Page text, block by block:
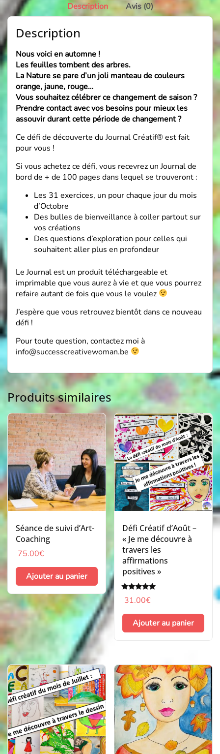
travers
les
outils
du
Journal
Créatif®"
Description Avis (0)
Description
Nous voici en automne !
Les feuilles tombent des arbres.
La Nature se pare d’un joli manteau de couleurs
orange, jaune, rouge…
Vous souhaitez célébrer ce changement de saison ?
Prendre contact avec vos besoins pour mieux les
assouvir durant cette période de changement ?
Ce défi de découverte du Journal Créatif®est fait
pour vous !
Si vous achetez ce défi, vous recevrez un Journal de
bord de + de 100 pages dans lequel se trouveront :
Les 31 exercices, un pour chaque jour du mois
d’Octobre
Des bulles de bienveillance à coller partout sur
vos créations
Des questions d’exploration pour celles qui
souhaitent aller plus en profondeur
Le Journal est un produit téléchargeable et
imprimable que vous aurez à vie et que vous pourrez
refaire autant de fois que vous le voulez
J’espère que vous retrouvez bientôt dans ce nouveau
défi !
Pour toute question, contactez moi à
info@successcreativewoman.be
Produits similaires
Séance de suivi d’Art-
Coaching
75.00€
Ajouter au panier
Défi Créatif d’Août –
« Je me découvre à
travers les
affirmations
positives »
Note
5.00
31.00€
Ajouter au panier